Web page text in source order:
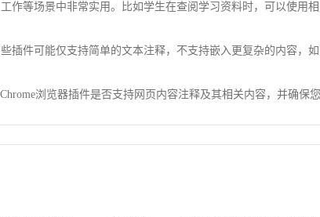
作等场景中非常实用。比如学生在查阅学习资料时，可以使用
插件可能仅支持简单的文本注释，不支持嵌入更复杂的内容，
浏览器插件是否支持网页内容注释及其相关内容，并确保